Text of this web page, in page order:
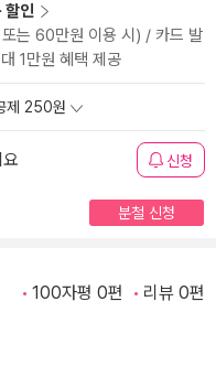
할인
는 60만원 이용 시) / 카드 발
1만원 혜택 제공
제 250원
요 신청
분철 신청
100자평 0편 리뷰 0편